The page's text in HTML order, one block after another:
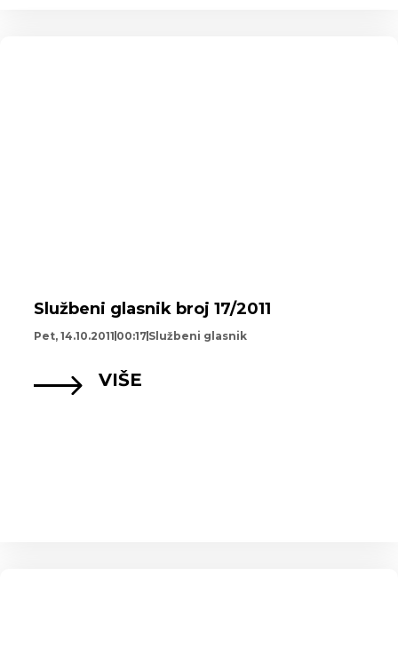
Službeni glasnik broj 17/2011
Pet, 14.10.2011 00:17 Službeni glasnik
VIŠE